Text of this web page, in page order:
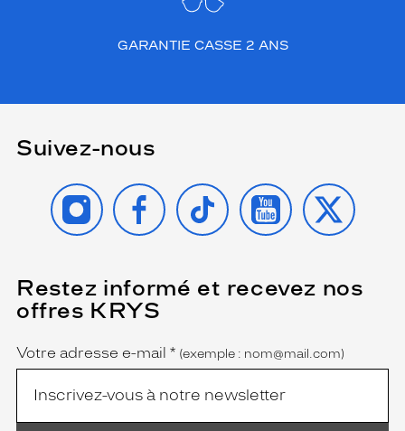
GARANTIE CASSE 2 ANS
Suivez-nous
INSTAGRAMFACEBOOK
TIKTOK YOUTUBE
X
Restez informé et recevez nos
offres KRYS
Name
Votre adresse e-mail *
(Ce
champ
est
obligatoire)
(exemple : nom@mail.com)